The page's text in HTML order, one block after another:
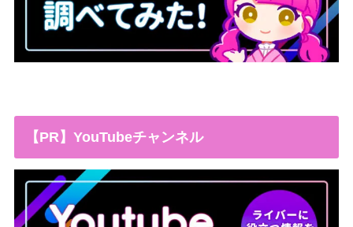
【PR】YouTubeチャンネル